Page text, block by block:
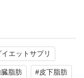
イエットサプリ
臓脂肪 #皮下脂肪